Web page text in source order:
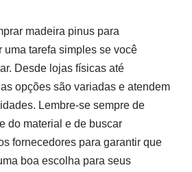
madeira pinus para
uma tarefa simples se você
Desde lojas físicas até
opções são variadas e atendem
Lembre-se sempre de
do material e de buscar
fornecedores para garantir que
boa escolha para seus